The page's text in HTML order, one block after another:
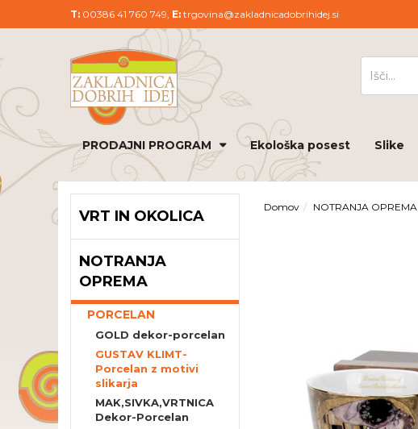
T: 00386 41 760 749, E: trgovina@zakladnicadobrihidej.si
PRODAJNI PROGRAM Ekološka posest Slike
VRT IN OKOLICA
NOTRANJA
OPREMA
PORCELAN
GOLD dekor-porcelan
GUSTAV KLIMT-
Porcelan z motivi
slikarja
MAK,SIVKA,VRTNICA
Dekor-Porcelan
Domov NOTRANJA OPREMA